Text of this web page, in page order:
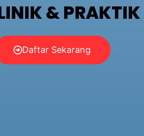
&
Daftar Sekarang